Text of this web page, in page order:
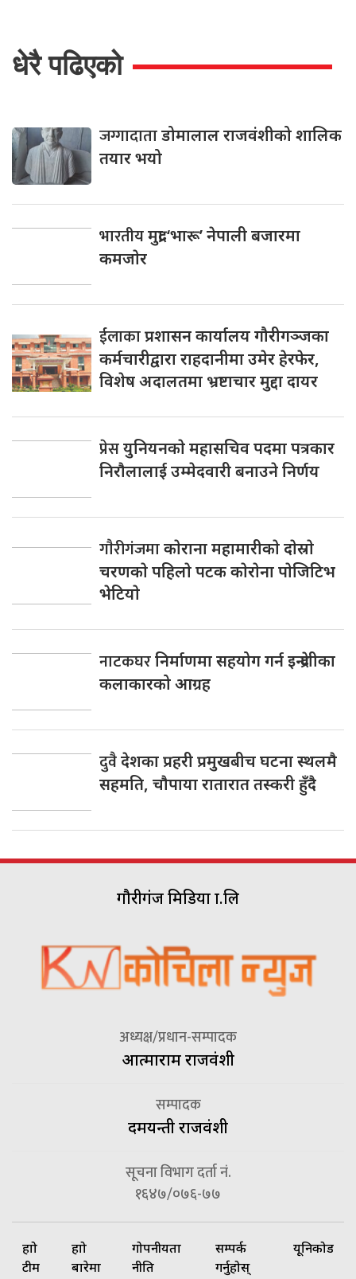
धेरै पढिएको
जग्गादाताडोमालाल राजवंशीको शालिक
तयार भयो
भारतीयमुद्रा ‘भारू’ नेपाली बजारमा
कमजाेर
ईलाकाप्रशासन कार्यालय गौरीगञ्जका
कर्मचारीद्वारा राहदानीमा उमेर हेरफेर,
विशेष अदालतमा भ्रष्टाचार मुद्दा दायर
प्रेसयुनियनकाे महासचिव पदमा पत्रकार
निराैलालाई उम्मेदवारी बनाउने निर्णय
गाैरीगंजमाकाेराना महामारीकाे दाेस्राे
चरणकाे पहिलाे पटक काेराेना पाेजिटिभ
भेटियाे
नाटकघरनिर्माणमा सहयोग गर्न इन्द्रेणीका
कलाकारको आग्रह
दुवैदेशका प्रहरी प्रमुखबीच घटना स्थलमै
सहमति, चाैपाया रातारात तस्करी हुँदै
गौरीगंज मिडिया प्रा.लि
अध्यक्ष/प्रधान-सम्पादक
आत्माराम राजवंशी
सम्पादक
दमयन्ती राजवंशी
सूचना विभाग दर्ता नं.
१६४७/०७६-७७
हाम्रो
टीम
हाम्रो
बारेमा
गोपनीयता
नीति
सम्पर्क
गर्नुहोस्
यूनिकोड